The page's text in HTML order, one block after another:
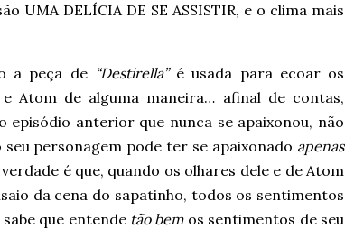
UMA DELÍCIA DE SE ASSISTIR, e o clima mais
a peça de “Destirella”é usada para ecoar os
Atom de alguma maneira… afinal de contas,
episódio anterior que nunca se apaixonou, não
personagem pode ter se apaixonado apenas
é que, quando os olhares dele e de Atom
da cena do sapatinho, todos os sentimentos
que entende tão bemos sentimentos de seu